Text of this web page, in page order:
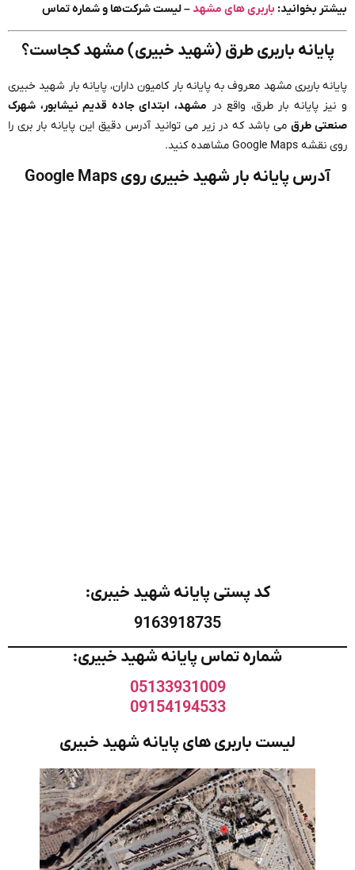
بیشتر بخوانید: باربری های مشهد – لیست شرکت‌ها و شماره تماس
پایانه باربری طرق (شهید خبیری) مشهد کجاست؟
پایانه باربری مشهد معروف به پایانه بار کامیون داران، پایانه بار شهید خبیری
و نیز پایانه بار طرق، واقع در مشهد، ابتدای جاده قدیم نیشابور، شهرک
صنعتی طرق می باشد که در زیر می توانید آدرس دقیق این پایانه بار بری را
روی نقشه Google Maps مشاهده کنید.
آدرس پایانه بار شهید خبیری روی Google Maps
کد پستی پایانه شهید خیبری:
9163918735
شماره تماس پایانه شهید خبیری:
05133931009
09154194533
لیست باربری های پایانه شهید خبیری